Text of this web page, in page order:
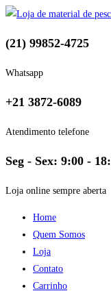
(21) 99852-4725
Whatsapp
+21 3872-6089
Atendimento telefone
Seg - Sex: 9:00 -
Loja online sempre aberta
Home
Quem Somos
Loja
Contato
Carrinho